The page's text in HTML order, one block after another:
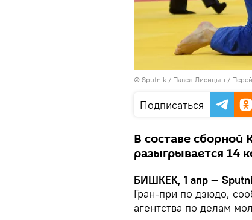
© Sputnik / Павел Лисицын /
Подписаться
В составе сборной
разыгрывается 14
БИШКЕК, 1 апр —
Гран-при по дзюдо,
агентства по делам